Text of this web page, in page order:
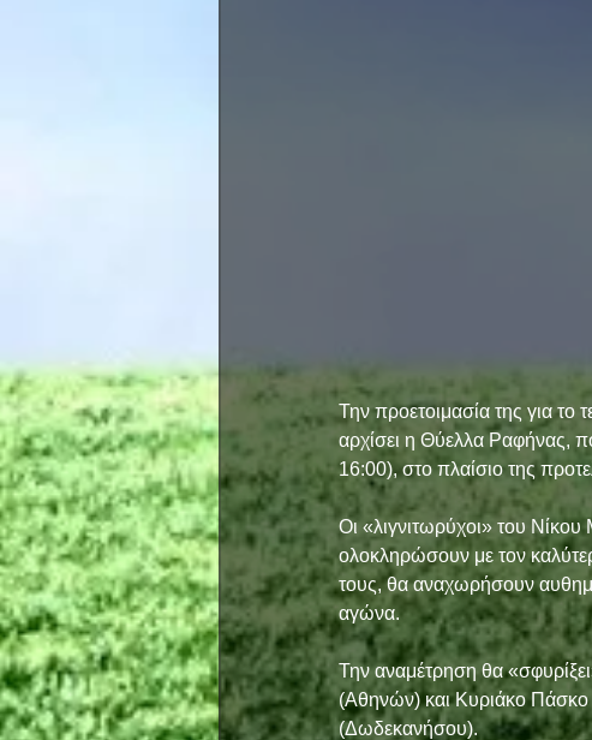
Την προετοιμασία της για το
αρχίσει η Θύελλα Ραφήνας,
16:00), στο πλαίσιο της
Οι «λιγνιτωρύχοι» του
ολοκληρώσουν με τον
τους, θα αναχωρήσουν
αγώνα.
Την αναμέτρηση θα
(Αθηνών) και Κυριάκο
(Δωδεκανήσου).